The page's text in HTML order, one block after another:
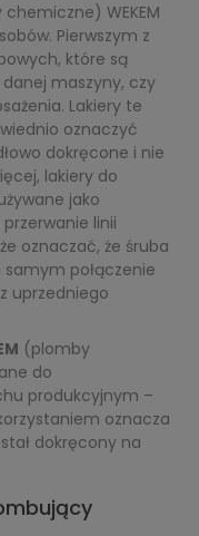
WEKEM
Pierwszym z
które są
maszyny, czy
Lakiery te
oznaczyć
dokręcone i nie
lakiery do
jako
linii
oznaczać, że śruba
połączenie
uprzedniego
(plomby
do
produkcyjnym –
oznacza
dokręcony na